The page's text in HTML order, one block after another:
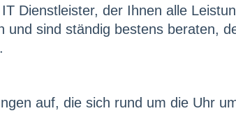
Dienstleister, der Ihnen alle
sind ständig bestens beraten,
auf, die sich rund um die Uhr